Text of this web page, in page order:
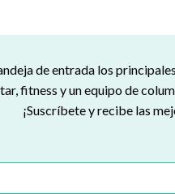
de entrada los
fitness y un equipo de
¡Suscríbete y recibe las